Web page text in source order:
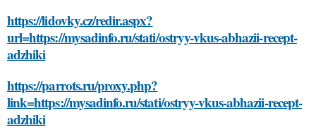
https://lidovky.cz/redir.aspx?
url=https://mysadinfo.ru/stati/ostryy-vkus-abhazii-recept-
adzhiki
https://parrots.ru/proxy.php?
link=https://mysadinfo.ru/stati/ostryy-vkus-abhazii-recept-
adzhiki